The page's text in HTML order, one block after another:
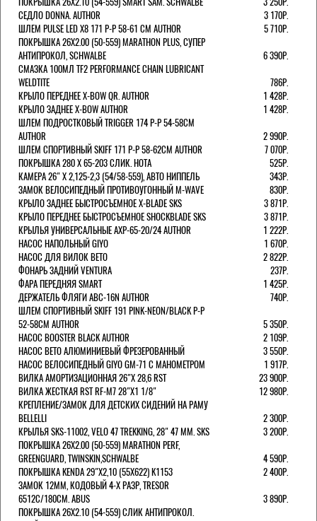
СЕДЛО DONNA. AUTHOR
3 170Р.
ШЛЕМ PULSE LED X8 171 Р-Р 58-61 СМ AUTHOR
5 710Р.
ПОКРЫШКА 26X2.00 (50-559) MARATHON PLUS, СУПЕР
АНТИПРОКОЛ, SCHWALBE
6 390Р.
СМАЗКА 100МЛ TF2 PERFORMANCE CHAIN LUBRICANT
WELDTITE
786Р.
КРЫЛО ПЕРЕДНЕЕ X-BOW QR. AUTHOR
1 428Р.
КРЫЛО ЗАДНЕЕ X-BOW AUTHOR
1 428Р.
ШЛЕМ ПОДРОСТКОВЫЙ TRIGGER 174 Р-Р 54-58СМ
AUTHOR
2 990Р.
ШЛЕМ СПОРТИВНЫЙ SKIFF 171 Р-Р 58-62СМ AUTHOR
7 070Р.
ПОКРЫШКА 280 X 65-203 СЛИК. HOTA
525Р.
КАМЕРА 26" X 2,125-2,3 (54/58-559), АВТО НИППЕЛЬ
343Р.
ЗАМОК ВЕЛОСИПЕДНЫЙ ПРОТИВОУГОННЫЙ M-WAVE
830Р.
КРЫЛО ЗАДНЕЕ БЫСТРОСЪЕМНОЕ X-BLADE SKS
3 871Р.
КРЫЛО ПЕРЕДНЕЕ БЫСТРОСЪЕМНОЕ SHOCKBLADE SKS
3 871Р.
КРЫЛЬЯ УНИВЕРСАЛЬНЫЕ AXP-65-20/24 AUTHOR
1 222Р.
НАСОС НАПОЛЬНЫЙ GIYO
1 670Р.
НАСОС ДЛЯ ВИЛОК ВЕТО
2 822Р.
ФОНАРЬ ЗАДНИЙ VENTURA
237Р.
ФАРА ПЕРЕДНЯЯ SMART
1 425Р.
ДЕРЖАТЕЛЬ ФЛЯГИ ABC-16N AUTHOR
740Р.
ШЛЕМ СПОРТИВНЫЙ SKIFF 191 PINK-NEON/BLACK Р-Р
52-58СМ AUTHOR
5 350Р.
НАСОС BOOSTER BLACK AUTHOR
2 109Р.
НАСОС BETO АЛЮМИНИЕВЫЙ ФРЕЗЕРОВАННЫЙ
3 550Р.
НАСОС ВЕЛОСИПЕДНЫЙ GIYO GM-71 С МАНОМЕТРОМ
1 917Р.
ВИЛКА АМОРТИЗАЦИОННАЯ 26"Х 28,6 RST
23 900Р.
ВИЛКА ЖЕСТКАЯ RST RF-M7 28"Х1 1/8"
12 980Р.
КРЕПЛЕНИЕ/ЗАМОК ДЛЯ ДЕТСКИХ СИДЕНИЙ НА РАМУ
BELLELLI
2 300Р.
КРЫЛЬЯ SKS-11002, VELO 47 TREKKING, 28" 47 ММ. SKS
3 200Р.
ПОКРЫШКА 26X2.00 (50-559) MARATHON PERF,
GREENGUARD, TWINSKIN,SCHWALBE
4 590Р.
ПОКРЫШКА KENDA 29"Х2,10 (55X622) K1153
2 400Р.
ЗАМОК 12ММ, КОДОВЫЙ 4-Х РАЗР, TRESOR
6512C/180СМ. ABUS
3 890Р.
ПОКРЫШКА 26X2.10 (54-559) СЛИК АНТИПРОКОЛ.